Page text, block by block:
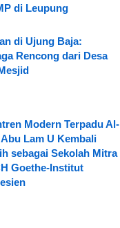
di Leupung
di Ujung Baja:
Rencong dari Desa
Modern Terpadu Al-
Abu Lam U Kembali
sebagai Sekolah Mitra
Goethe-Institut